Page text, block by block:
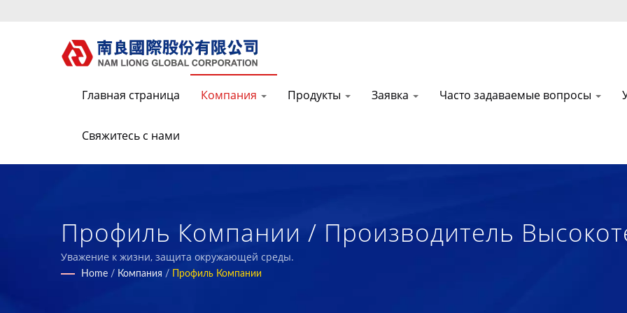
Главная страница Компания Продукты Заявка Часто задаваемые вопросы
Свяжитесь с нами
Профиль Компании / Производитель
Функциональных, Экологичных Текстильных
Уважение к жизни, защита окружающей среды.
Home / Компания / Профиль Компании